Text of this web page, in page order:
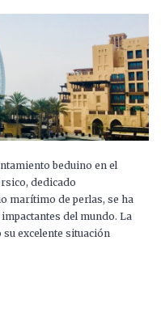
beduino en el
dedicado
marítimo de perlas, se ha
del mundo. La
su excelente situación